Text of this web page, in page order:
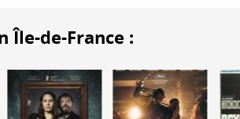
Île-de-France :